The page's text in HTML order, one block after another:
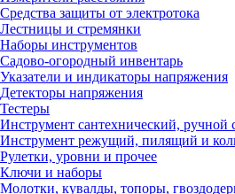
Средства защиты от электротока
Лестницы и стремянки
Наборы инструментов
Садово-огородный инвентарь
Указатели и индикаторы напряжения
Детекторы напряжения
Тестеры
Инструмент сантехнический, ручной
Инструмент режущий, пилящий и
Рулетки, уровни и прочее
Ключи и наборы
Молотки, кувалды, топоры,